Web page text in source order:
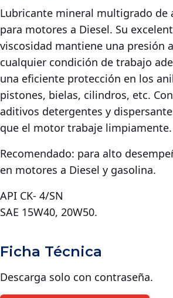
Lubricante mineral multigrado de
para motores a Diesel. Su
viscosidad mantiene una presión
cualquier condición de trabajo
una eficiente protección en los
pistones, bielas, cilindros, etc.
aditivos detergentes y
que el motor trabaje limpiamente.
Recomendado: para alto
en motores a Diesel y gasolina.
API CK- 4/SN
SAE 15W40, 20W50.
Ficha Técnica
Descarga solo con contraseña.